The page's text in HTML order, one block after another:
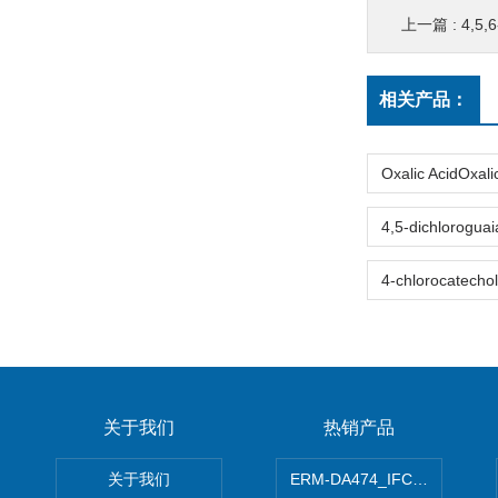
上一篇 : 4,5,6-
相关产品：
关于我们
关于我们
热销产品
ERM-DA474_IFCCC反应蛋